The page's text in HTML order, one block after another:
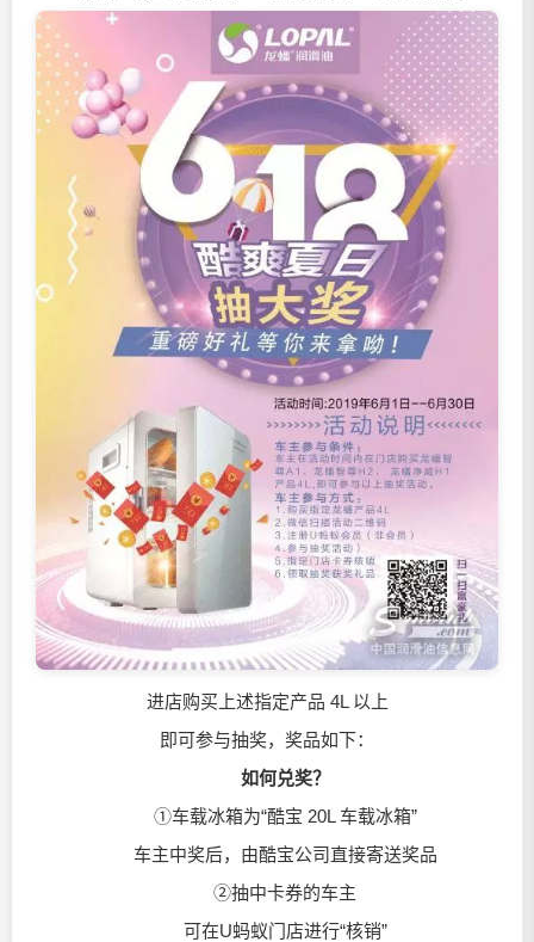
进店购买上述指定产品 4L 以上
即可参与抽奖，奖品如下​：
如何兑奖？
①车载冰箱为“酷宝 20L 车载冰箱”
车主中奖后，由酷宝公司直接寄送奖品
②抽中卡券的车主
可在U蚂蚁门店进行“核销”